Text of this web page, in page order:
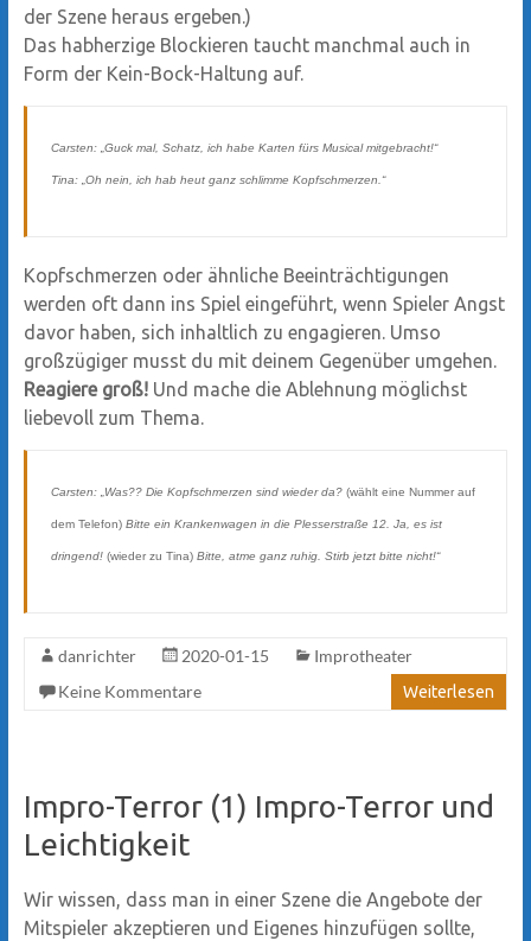
der Szene heraus ergeben.)
Das habherzige Blockieren taucht manchmal auch in
Form der Kein-Bock-Haltung auf.
Carsten: „Guck mal, Schatz, ich habe Karten fürs Musical mitgebracht!“
Tina: „Oh nein, ich hab heut ganz schlimme Kopfschmerzen.“
Kopfschmerzen oder ähnliche Beeinträchtigungen
werden oft dann ins Spiel eingeführt, wenn Spieler Angst
davor haben, sich inhaltlich zu engagieren. Umso
großzügiger musst du mit deinem Gegenüber umgehen.
Reagiere groß!Und mache die Ablehnung möglichst
liebevoll zum Thema.
Carsten: „Was?? Die Kopfschmerzen sind wieder da? (wählt eine Nummer auf
dem Telefon)Bitte ein Krankenwagen in die Plesserstraße 12. Ja, es ist
dringend! (wieder zu Tina)Bitte, atme ganz ruhig. Stirb jetzt bitte nicht!“
danrichter 2020-01-15
Improtheater
Keine Kommentare
Weiterlesen
Impro-Terror (1) Impro-Terror und
Leichtigkeit
Wir wissen, dass man in einer Szene die Angebote der
Mitspieler akzeptieren und Eigenes hinzufügen sollte,